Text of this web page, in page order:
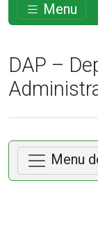
Menu
DAP –
Menu